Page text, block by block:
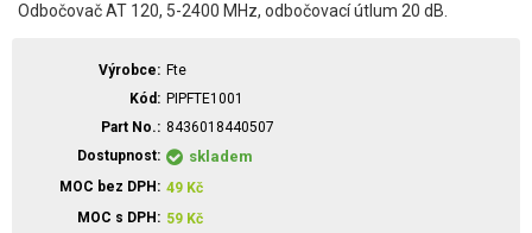
Odbočovač AT 120, 5-2400 MHz, odbočovací útlum 20 dB.
Výrobce
Fte
Kód
PIPFTE1001
Part No.
8436018440507
Dostupnost
skladem
MOC bez DPH 49 Kč
MOC s DPH
59 Kč